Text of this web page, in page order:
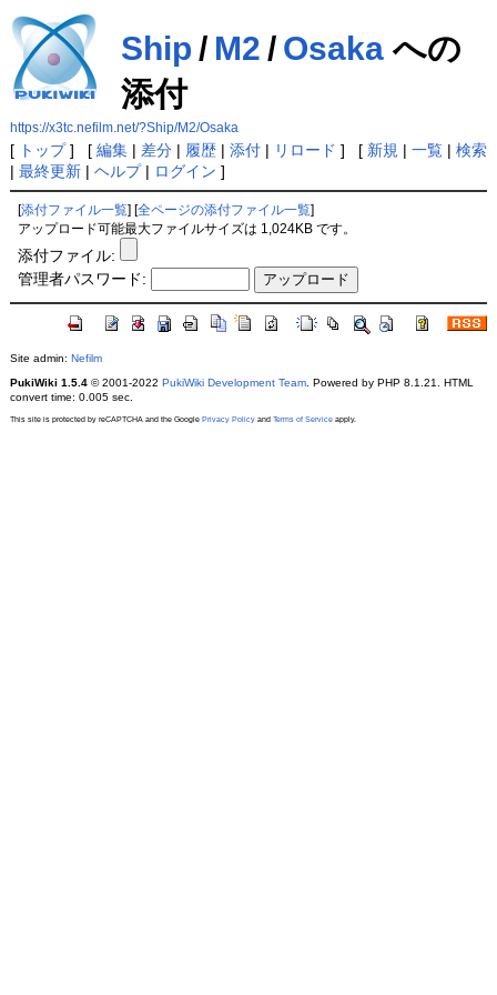
Ship / M2 / Osakaへの
添付
https://x3tc.nefilm.net/?Ship/M2/Osaka
[ トップ] [ 編集| 差分| 履歴| 添付| リロード ] [ 新規 | 一覧| 検索
| 最終更新| ヘルプ| ログイン ]
[添付ファイル一覧 ] [全ページの添付ファイル一覧
アップロード可能最大ファイルサイズは 1,024KB です。
添付ファイル:
管理者パスワード:
Site admin: Nefilm
PukiWiki 1.5.4© 2001-2022 PukiWiki Development Team. Powered by PHP 8.1.21. HTML
convert time: 0.005 sec.
This site is protected by reCAPTCHA and the Google Privacy Policyand Terms of Serviceapply.